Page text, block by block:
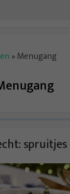
» Menugang